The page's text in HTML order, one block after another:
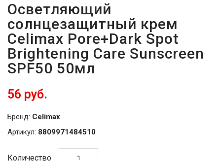
Осветляющий
солнцезащитный крем
Celimax Pore+Dark Spot
Brightening Care Sunscreen
SPF50 50мл
56 руб.
Бренд: Celimax
Артикул: 8809971484510
Количество